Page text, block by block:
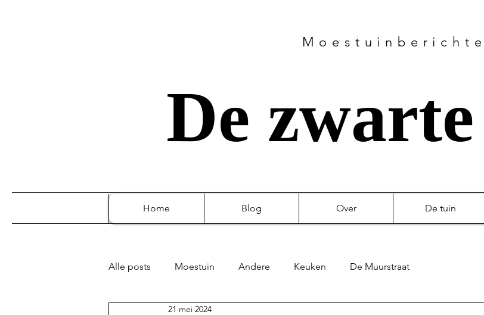
De
Home Blog Over De tuin
Alle posts Moestuin Andere Keuken De Muurstraat
21 mei 2024